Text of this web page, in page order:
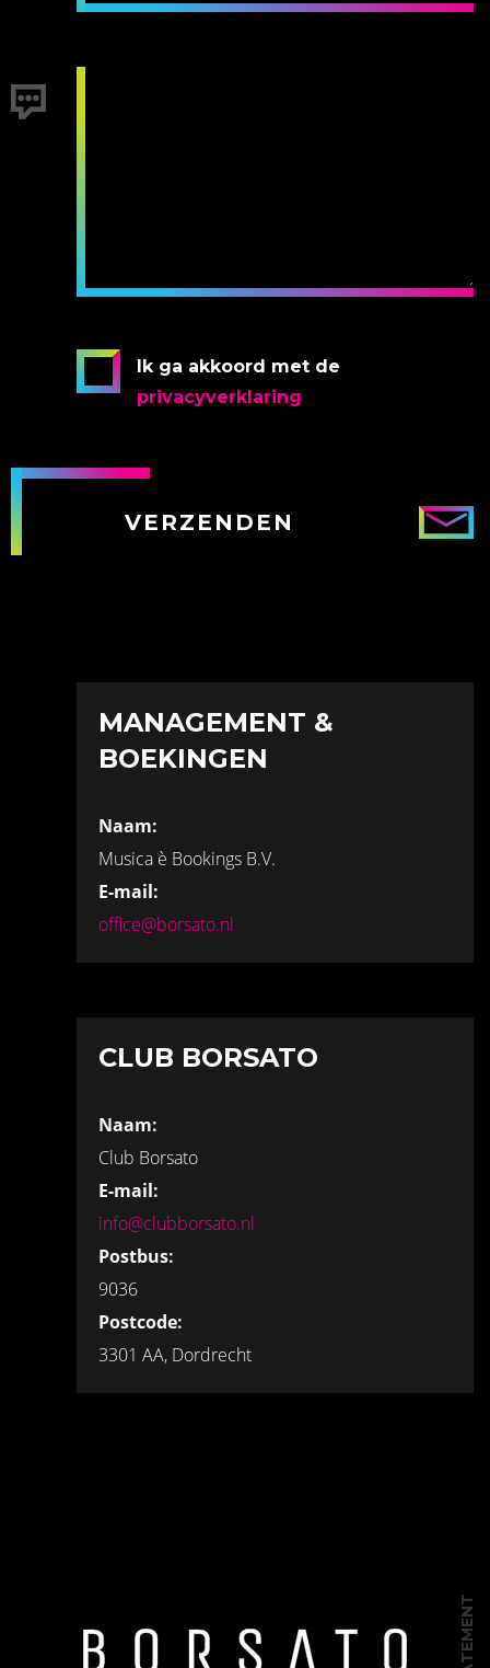
Ik ga akkoord met de
privacyverklaring
VERZENDEN
MANAGEMENT &
BOEKINGEN
Naam:
Musica è Bookings B.V.
E-mail:
office@borsato.nl
CLUB BORSATO
Naam:
Club Borsato
E-mail:
info@clubborsato.nl
Postbus:
9036
Postcode:
3301 AA, Dordrecht